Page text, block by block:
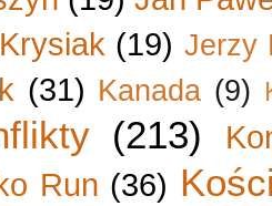
(19) Jerzy
(31) Kanada (9)
(213)
Run (36)